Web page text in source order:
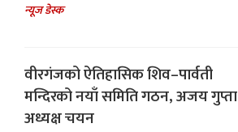
न्यूज डेस्क
वीरगंजको ऐतिहासिक शिव–पार्वती
मन्दिरको नयाँ समिति गठन, अजय गुप्ता
अध्यक्ष चयन